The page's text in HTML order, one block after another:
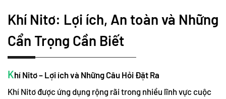
Khí Nitơ: Lợi ích, An toàn và Những
Cẩn Trọng Cần Biết
Khí Nitơ – Lợi ích và Những Câu Hỏi Đặt Ra
Khí Nitơ được ứng dụng rộng rãi trong nhiều lĩnh vực cuộc